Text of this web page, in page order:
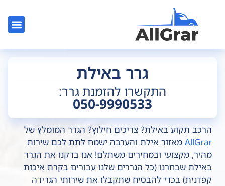
גרר באילת
התקשרו להזמנת גרר:
050-9990533
הרכב תקוע באילת? צריכים חילוץ? הגרר המומלץ של
AllGrar מאזור אילת והערבה ישמח לתת לכם שירות
מהיר, מקצועי ובמחירים משתלם! אנו בדקנו את הגרר
באילת שבחרנו (כל הגררים שלנו עבורים בקרת איכות
קפדנית) בכדי להבטיח שתקבלו את שירותי הגרירה